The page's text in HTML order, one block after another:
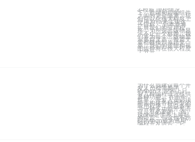
3-模板 理想情况
下，前端和后端组件
之间的完全隔离。我
们可以在很大程度上
使用Jinja来实现这
一目标。 到本章将
扩展我们的应用程
序，为所选出版物显
示不止一个标题。我
们将为每个出版物显
示多篇文章，每篇文
章都链接到原始文
章，我们的逻辑和视
图组件将在很大程度
上分开
为什么我建议每个开
发人员都需要学
Python？ 世界上只
有几种编程语言提供
多种功能。 在当今
世界，开发人员必须
能去构建各种类型的
应用程序，所以多学
习一种多功能开发语
言是有必要的。 虽
说php是世界上最好
的语言，但这也不妨
碍Python成为通用
编程开发语言，它